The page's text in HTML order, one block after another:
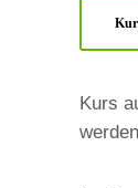
Kurs